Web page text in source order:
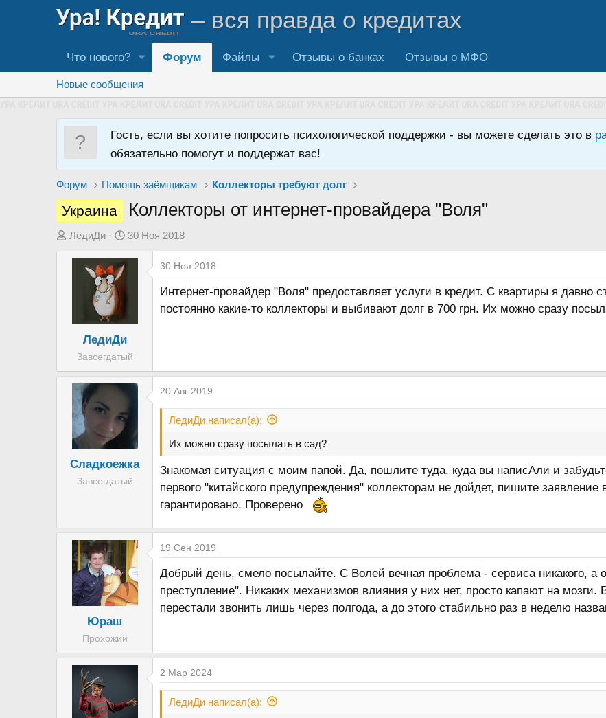
– вся правда о кредитах
Что нового? Форум Файлы Отзывы о банках Отзывы о МФО
Новые сообщения
Гость, если вы хотите попросить психологической поддержки - вы можете сделать это в
обязательно помогут и поддержат вас!
Форум Помощь заёмщикам Коллекторы требуют долг
Украина Коллекторы от интернет-провайдера "Воля"
А
ЛедиДи
Д
а
30 Ноя 2018
ЛедиДи
Завсегдатый
30 Ноя 2018
Интернет-провайдер "Воля" предоставляет услуги в кредит. С квартиры я давно
постоянно какие-то коллекторы и выбивают долг в 700 грн. Их можно сразу
Сладкоежка
Завсегдатый
20 Авг 2019
ЛедиДи написал(а):
Их можно сразу посылать в сад?
Знакомая ситуация с моим папой. Да, пошлите туда, куда вы написАли и
первого "китайского предупреждения" коллекторам не дойдет, пишите
гарантировано. Проверено
Юраш
Прохожий
19 Сен 2019
Добрый день, смело посылайте. С Волей вечная проблема - сервиса никакого, а
преступление". Никаких механизмов влияния у них нет, просто капают на
перестали звонить лишь через полгода, а до этого стабильно раз в неделю
2 Мар 2024
ЛедиДи написал(а):